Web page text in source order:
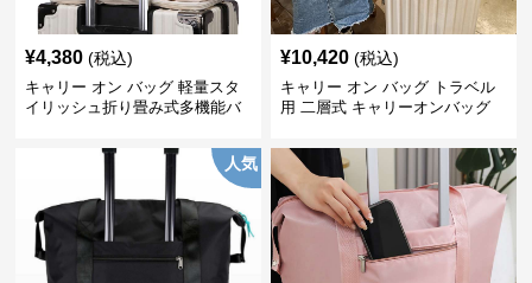
¥4,380 (税込)
キャリー オン バッグ 軽量スタ
イリッシュ折り畳み式多機能バ
¥10,420 (税込)
キャリー オン バッグ トラベル
用 二層式 キャリーオンバッグ
人気